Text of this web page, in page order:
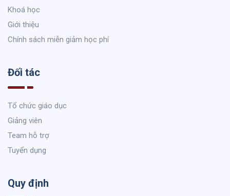
Khoá học
Giới thiệu
Chính sách miễn giảm học phí
Đối tác
Tổ chức giáo dục
Giảng viên
Team hỗ trợ
Tuyển dụng
Quy định